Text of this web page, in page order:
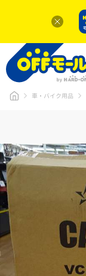
車・バイク用品